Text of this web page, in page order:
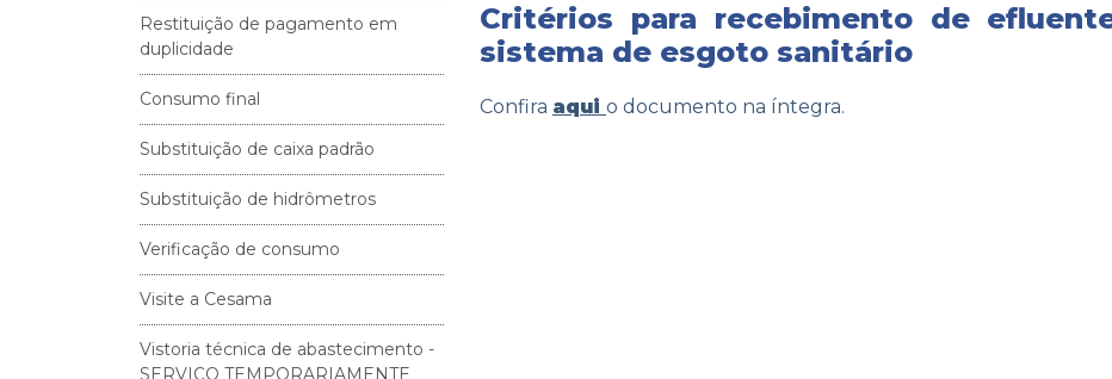
Restituição de pagamento em
duplicidade
Consumo final
Substituição de caixa padrão
Substituição de hidrômetros
Verificação de consumo
Visite a Cesama
Vistoria técnica de abastecimento -
SERVIÇO TEMPORARIAMENTE
Critérios para recebimento de
sistema de esgoto sanitário
Confira aqui o documento na íntegra.